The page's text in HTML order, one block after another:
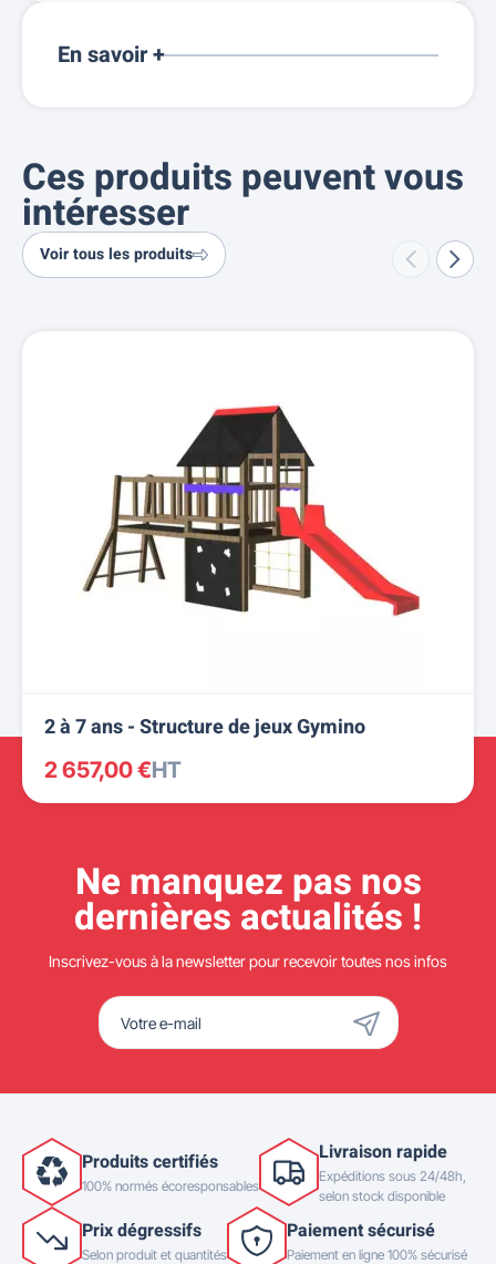
En savoir +
Ces produits peuvent vous
intéresser
Voir tous les produits
2 à 7 ans - Structure de jeux Gymino
2 657,00 €HT
Ne manquez pas nos
dernières actualités !
Inscrivez-vous à la newsletter pour recevoir toutes nos infos
Produits certifiés
100% normés écoresponsables
Livraison rapide
Expéditions sous 24/48h,
selon stock disponible
Prix dégressifs
Selon produit et quantités
Paiement sécurisé
Paiement en ligne 100% sécurisé